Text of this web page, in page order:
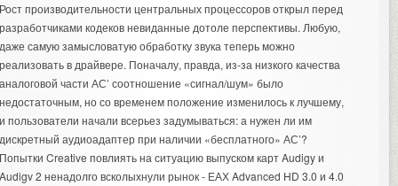
производительности центральных процессоров открыл перед
кодеков невиданные дотоле перспективы. Любую,
самую замысловатую обработку звука теперь можно
в драйвере. Поначалу, правда, из-за низкого качества
части АС’ соотношение «сигнал/шум» было
но со временем положение изменилось к лучшему,
пользователи начали всерьез задумываться: а нужен ли им
аудиоадаптер при наличии «бесплатного» АС’?
Creative повлиять на ситуацию выпуском карт Audigy и
2 ненадолго всколыхнули рынок - ЕАХ Advanced HD 3.0 и 4.0